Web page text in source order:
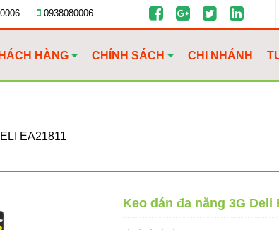
0938080006
HÀNG CHÍNH SÁCH CHI NHÁNH
EA21811
Keo dán đa năng 3G Deli